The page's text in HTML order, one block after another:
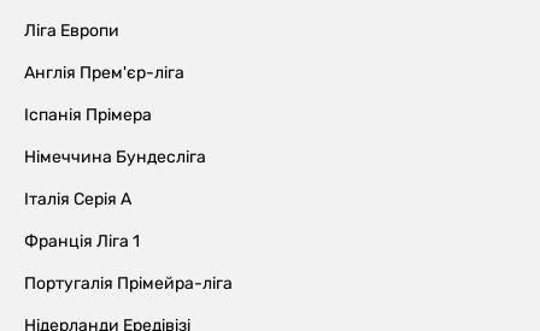
Ліга Европи
Англія Прем'єр-ліга
Іспанія Прімера
Німеччина Бундесліга
Італія Серія А
Франція Ліга 1
Португалія Прімейра-ліга
Нідерланди Ередівізі